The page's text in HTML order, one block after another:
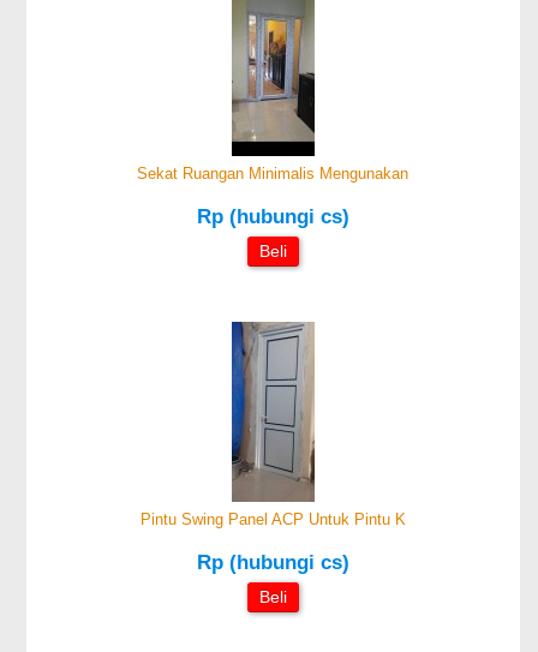
Sekat Ruangan Minimalis Mengunakan
Rp (hubungi cs)
Beli
Pintu Swing Panel ACP Untuk Pintu K
Rp (hubungi cs)
Beli